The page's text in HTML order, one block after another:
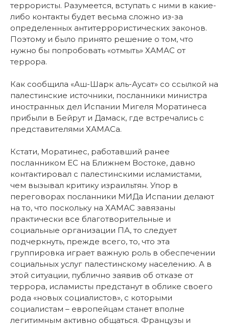
террористы. Разумеется, вступать с ними в какие-
либо контакты будет весьма сложно из-за
определенных антитеррористических законов.
Поэтому и было принято решение о том, что
нужно бы попробовать «отмыть» ХАМАС от
террора.
Как сообщила «Аш-Шарк аль-Аусат» со ссылкой на
палестинские источники, посланники министра
иностранных дел Испании Мигеля Моратинеса
прибыли в Бейрут и Дамаск, где встречались с
представителями ХАМАСа.
Кстати, Моратинес, работавший ранее
посланником ЕС на Ближнем Востоке, давно
контактировал с палестинскими исламистами,
чем вызывал критику израильтян. Упор в
переговорах посланники МИДа Испании делают
на то, что поскольку на ХАМАС завязаны
практически все благотворительные и
социальные организации ПА, то следует
подчеркнуть, прежде всего, то, что эта
группировка играет важную роль в обеспечении
социальных услуг палестинскому населению. А в
этой ситуации, публично заявив об отказе от
террора, исламисты предстанут в облике своего
рода «новых социалистов», с которыми
социалистам – европейцам станет вполне
легитимным активно общаться. Французы и